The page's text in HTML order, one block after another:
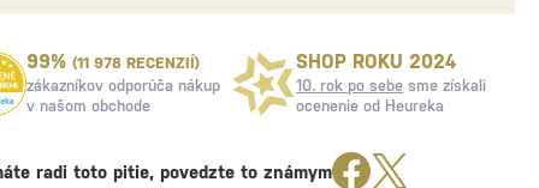
99% (11 978 RECENZIÍ)
zákazníkov odporúča nákup
v našom obchode
SHOP ROKU 2024
10. rok po sebe sme získali
ocenenie od Heureka
radi toto pitie, povedzte to známym